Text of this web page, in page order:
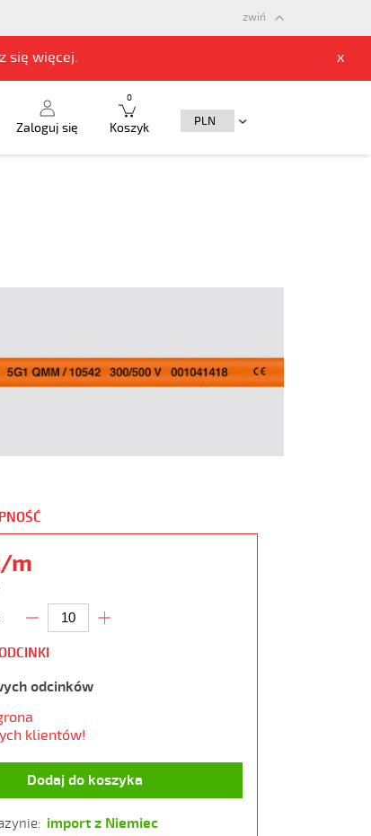
się więcej. x
zwiń
Zaloguj się Koszyk
0
m
odcinków
klientów!
Dodaj do koszyka
import z Niemiec